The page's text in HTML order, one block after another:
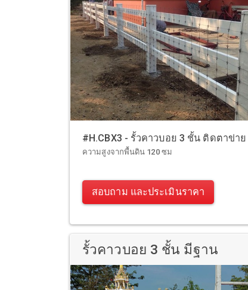
#H.CBX3 - รั้วคาวบอย 3 ชั้น ติดตาข่าย
ความสูงจากพื้นดิน 120 ซม
สอบถาม และประเมินราคา
รั้วคาวบอย 3 ชั้น มีฐาน